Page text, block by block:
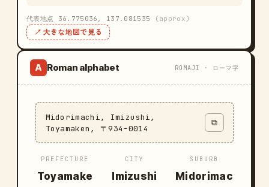
代表地点 36.775036, 137.081535 (approx)
↗ 大きな地図で見る
A Roman alphabet ROMAJI · ローマ字
Midorimachi, Imizushi,
Toyamaken, 〒934-0014
⧉
PREFECTURE
Toyamake
CITY
Imizushi
SUBURB
Midorimac